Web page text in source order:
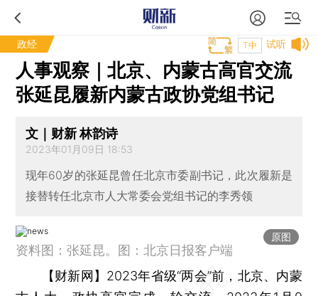
政经 试听
T中
人事观察｜北京、内蒙古高官交流
张延昆履新内蒙古政协党组书记
文｜财新 林韵诗
2023年01月09日 18:53
现年60岁的张延昆曾任北京市委副书记，此次履新是
接替转任北京市人大常委会党组书记的李秀领
原图
资料图：张延昆。图：北京日报客户端
【财新网】 2023年省级“两会”前，北京、内蒙